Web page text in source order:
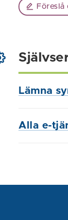
Föreslå
Lämna
Alla e-